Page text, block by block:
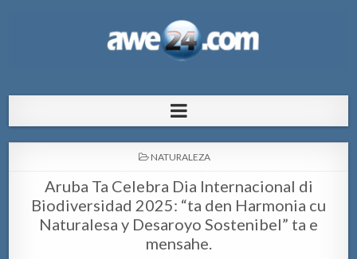
pa Aruba
POSTED
NATURALEZA
Aruba Ta Celebra Dia Internacional di
Biodiversidad 2025: “ta den Harmonia cu
Naturalesa y Desaroyo Sostenibel” ta e
mensahe.